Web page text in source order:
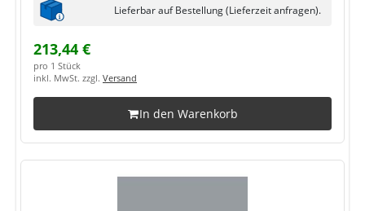
Lieferbar auf Bestellung (Lieferzeit anfragen).
213,44 €
pro 1 Stück
inkl. MwSt. zzgl. Versand
In den Warenkorb